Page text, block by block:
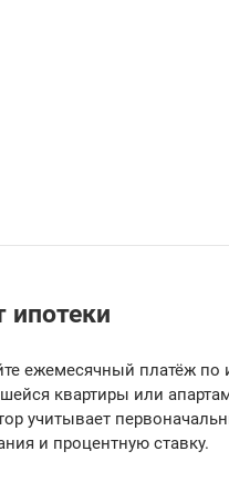
ипотеки
ежемесячный платёж по
квартиры или
учитывает
и процентную ставку.